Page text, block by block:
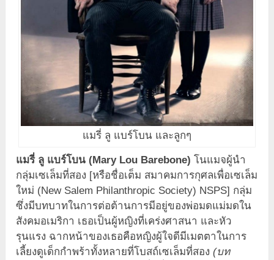
แมรี่ ลู แบร์โบน และลูกๆ
แมรี่ ลู แบร์โบน (Mary Lou Barebone) โนแมจผู้นำ
กลุ่มเซเล็มที่สอง [หรือชื่อเต็ม สมาคมการกุศลเพื่อเซเล็ม
ใหม่ (New Salem Philanthropic Society) NSPS] กลุ่ม
ซึ่งมีบทบาทในการต่อต้านการมีอยู่ของพ่อมดแม่มดใน
สังคมอเมริกา เธอเป็นผู้หญิงที่เคร่งศาสนา และหัว
รุนแรง ฉากหน้าของเธอคือหญิงผู้ใจดีมีเมตตาในการ
เลี้ยงดูเด็กกำพร้าทั้งหลายที่โบสถ์เซเล็มที่สอง(บท